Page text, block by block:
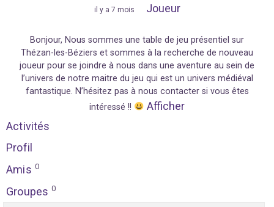
il y a 7 mois Joueur
Bonjour, Nous sommes une table de jeu présentiel sur
Thézan-les-Béziers et sommes à la recherche de nouveau
joueur pour se joindre à nous dans une aventure au sein de
l’univers de notre maitre du jeu qui est un univers médiéval
fantastique. N’hésitez pas à nous contacter si vous êtes
intéressé !!
Afficher
Activités
Profil
Amis 0
Groupes 0